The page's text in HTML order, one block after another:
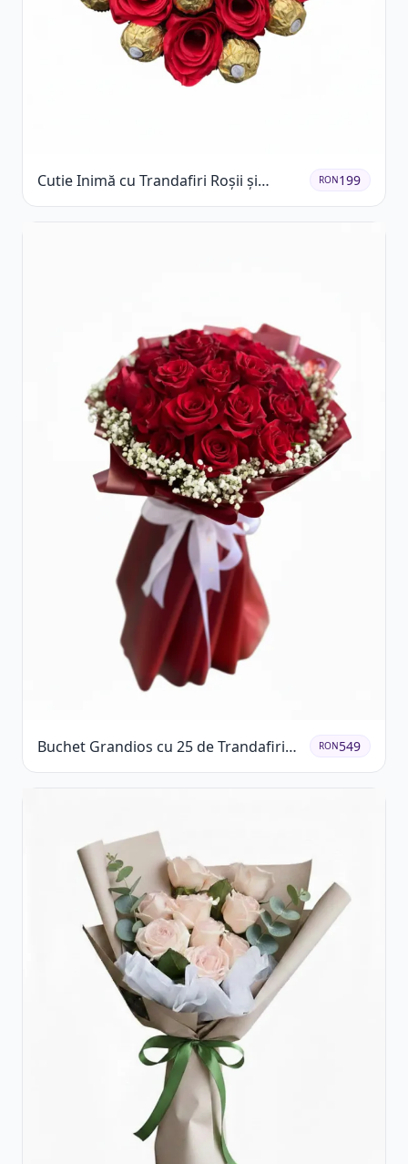
Cutie Inimă cu Trandafiri Roșii și
Ferrero Rocher
RON199
Buchet Grandios cu 25 de Trandafiri
Roșii
RON549